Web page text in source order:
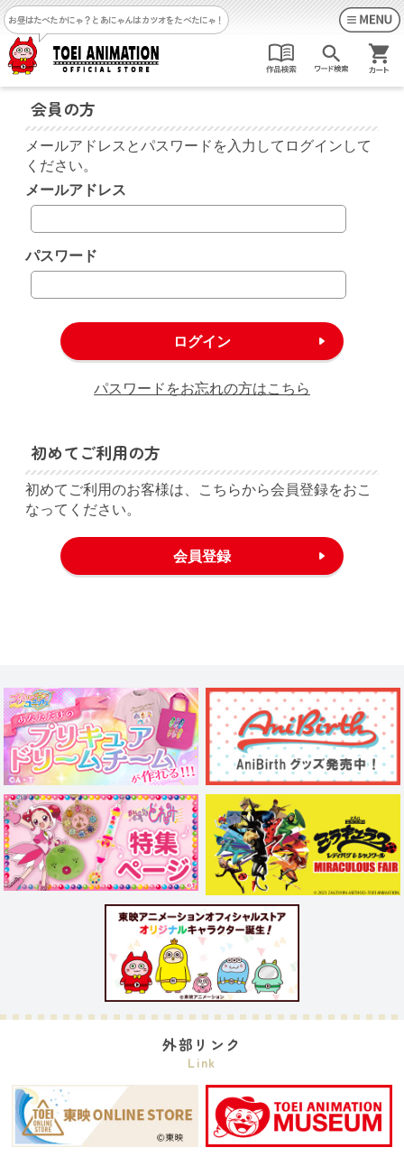
お昼はたべたかにゃ？ とあにゃんはカツオをたべたにゃ！
会員の方
メールアドレスとパスワードを入力してログインして
ください。
メールアドレス
パスワード
パスワードをお忘れの方はこちら
初めてご利用の方
初めてご利用のお客様は、こちらから会員登録をおこ
なってください。
外部リンク
Link